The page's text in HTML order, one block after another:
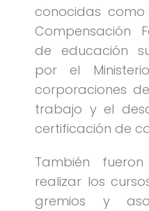
conocidas como
Compensación
de educación
por el
corporaciones
trabajo y el
certificación de
También
realizar los
gremios y